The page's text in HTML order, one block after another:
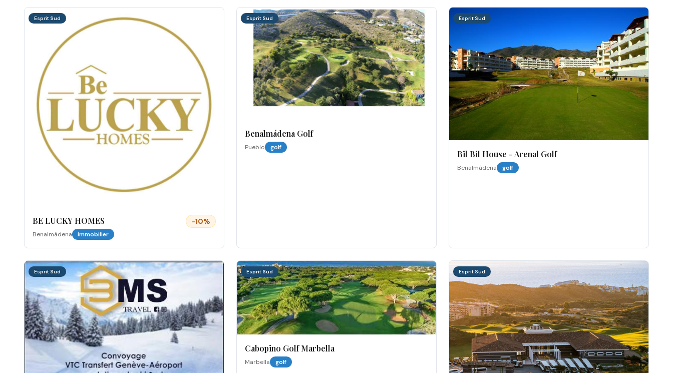
Esprit Sud
BE LUCKY HOMES
Benalmádena immobilier
-10%
Esprit Sud
Benalmádena Golf
Pueblo golf
Esprit Sud
Bil Bil House - Arenal Golf
Benalmádena golf
Esprit Sud Esprit Sud
Cabopino Golf Marbella
Marbella golf
Esprit Sud